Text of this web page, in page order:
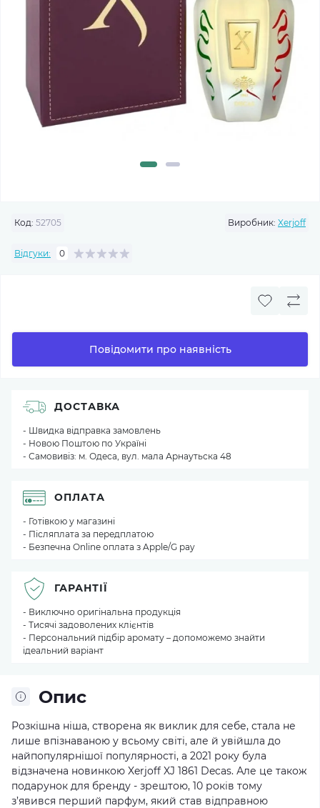
Код: 52705 Виробник: Xerjoff
Відгуки: 0
Повідомити про наявність
Опис
Розкішна ніша, створена як виклик для себе, стала не
лише впізнаваною у всьому світі, але й увійшла до
найпопулярнішої популярності, а 2021 року була
відзначена новинкою Xerjoff XJ 1861 Decas. Але це також
подарунок для бренду - зрештою, 10 років тому
з’явився перший парфум, який став відправною
ДОСТАВКА
- Швидка відправка замовлень
- Новою Поштою по Україні
- Самовивіз: м. Одеса, вул. мала Арнаутьска 48
ОПЛАТА
- Готівкою у магазині
- Післяплата за передплатою
- Безпечна Online оплата з Apple/G pay
ГАРАНТІЇ
- Виключно оригінальна продукція
- Тисячі задоволених клієнтів
- Персональний підбір аромату – допоможемо знайти
ідеальний варіант